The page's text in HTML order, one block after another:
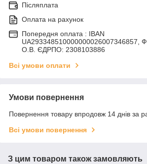
Післяплата
Оплата на рахунок
Попередня оплата : IBAN
UA293348510000000026007346857,
О.В. ЄДРПО: 2308103886
Всі умови оплати
Умови повернення
Повернення товару впродовж 14 днів за
Всі умови повернення
З цим товаром також замовляють